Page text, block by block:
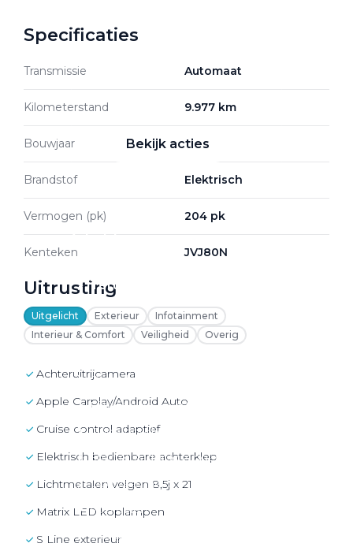
voordeel
Bekijk acties
Zakelijk
Terug
Over elektrisch rijden
Bijtelling en belastingvoordelen
Onderhoud en kosten
Shuttel laadoplossingen
Duurzaamheid
Voordelen
Veelgestelde vragen
Specificaties
Transmissie Automaat
Kilometerstand 9.977 km
Bouwjaar 2026
Brandstof Elektrisch
Vermogen (pk) 204 pk
Kenteken JVJ80N
Uitrusting
Uitgelicht Exterieur
Infotainment
Interieur & Comfort
Veiligheid Overig
achteruitrijcamera
Apple Carplay/Android Auto
cruise control adaptief
elektrisch bedienbare achterklep
Lichtmetalen velgen 8,5j x 21
matrix LED koplampen
S Line exterieur